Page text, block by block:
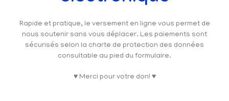
Rapide et pratique, le versement en ligne vous permet de
nous soutenir sans vous déplacer. Les paiements sont
sécurisés selon la charte de protection des données
consultable au pied du formulaire.
♥ Merci pour votre don! ♥